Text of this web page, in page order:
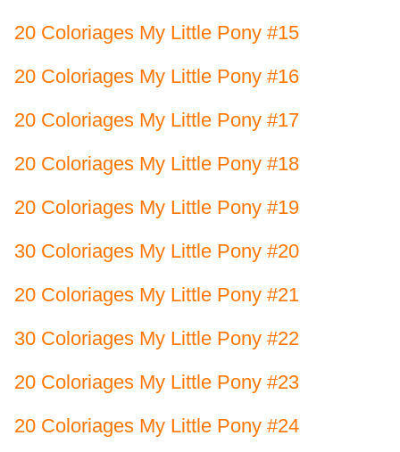
20 Coloriages My Little Pony #15
20 Coloriages My Little Pony #16
20 Coloriages My Little Pony #17
20 Coloriages My Little Pony #18
20 Coloriages My Little Pony #19
30 Coloriages My Little Pony #20
20 Coloriages My Little Pony #21
30 Coloriages My Little Pony #22
20 Coloriages My Little Pony #23
20 Coloriages My Little Pony #24